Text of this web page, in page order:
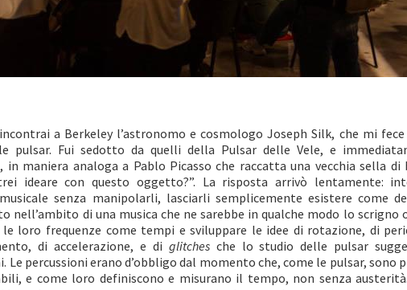
a Berkeley l’astronomo e cosmologo Joseph Silk, che mi
pulsar. Fui sedotto da quelli della Pulsar delle Vele, e
in maniera analoga a Pablo Picasso che raccatta una vecchia sella di
ideare con questo oggetto?”. La risposta arrivò lentamente:
musicale senza manipolarli, lasciarli semplicemente esistere come
nell’ambito di una musica che ne sarebbe in qualche modo lo scrigno
loro frequenze come tempi e sviluppare le idee di rotazione, di
di accelerazione, e di glitchesche lo studio delle pulsar
Le percussioni erano d’obbligo dal momento che, come le pulsar, sono
e come loro definiscono e misurano il tempo, non senza